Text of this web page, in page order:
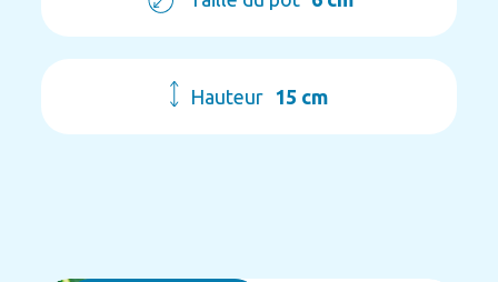
Hauteur 15 cm